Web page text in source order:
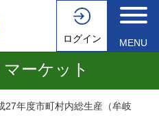
ログイン MENU
ーケット
27年度市町村内総生産（牟岐